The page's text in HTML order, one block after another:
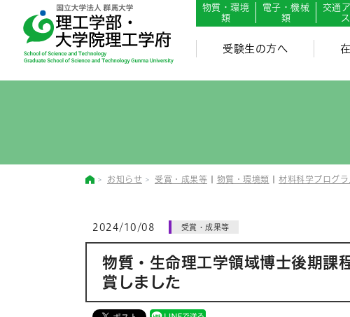
物質・環境
類
電子・機械
類
交通
ス
受験生の方へ
Japanese
お知らせ 受賞・成果等 物質・環境類 材料科学プログラ
2024/10/08 受賞・成果等
物質・生命理工学領域博士後期課
賞しました